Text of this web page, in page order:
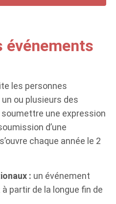
événements
les personnes
ou plusieurs des
une expression
d’une
chaque année le 2
: un événement
partir de la longue fin de